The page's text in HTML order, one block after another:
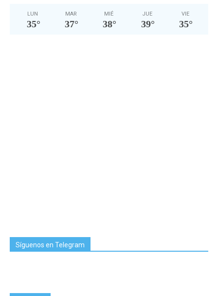
LUN
35°
MAR
37°
MIÉ
38°
JUE
39°
VIE
35°
Síguenos en Telegram